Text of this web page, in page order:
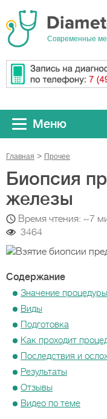
Cовременные
Меню
Главная Прочeе
Биопсия
железы
Время чтения: ~7
3464
Содержание
Значение процедуры
Виды
Подготовка
Как проходит
Последствия и
Результаты
Отзывы
Видео по теме